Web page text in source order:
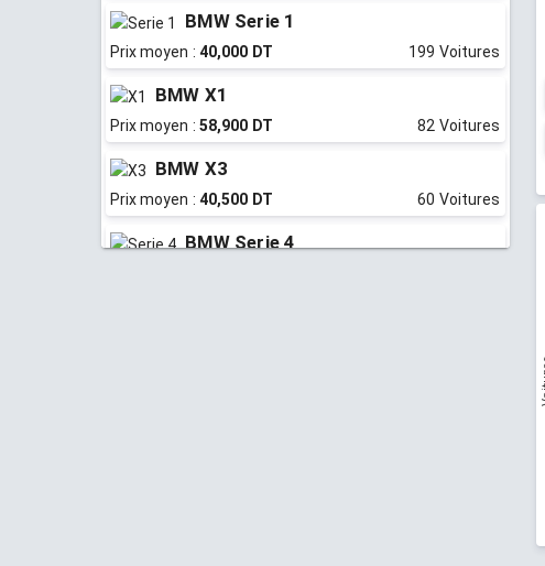
BMW Serie 1
Prix moyen : 40,000 DT 199 Voitures
BMW X1
Prix moyen : 58,900 DT 82 Voitures
BMW X3
Prix moyen : 40,500 DT 60 Voitures
BMW Serie 4